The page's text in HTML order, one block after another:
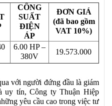
CÔNG
SUẤT
ĐIỆN
ÁP
ĐƠN GIÁ
(đã bao gồm
VAT 10%)
6.00 HP –
380V
19.573.000
với người đứng đầu là giám
uy tín, Công ty Thuận Hiệp
yêu cầu cao trong việc tư